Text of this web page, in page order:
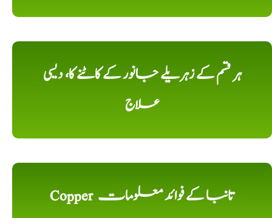
ہر قسم کے زہریلے جانور کے کاٹنے کا، دیسی
علاج
Copper تانبا کے فوائد معلومات